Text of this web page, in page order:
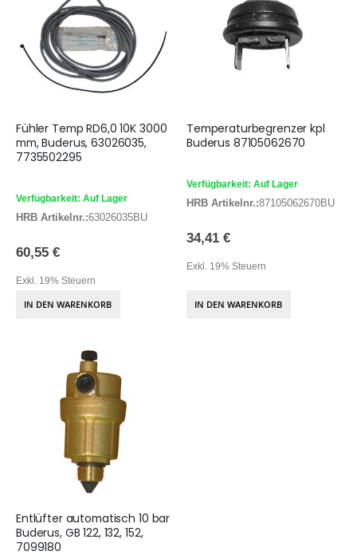
Fühler Temp RD6,0 10K 3000
mm, Buderus, 63026035,
7735502295
Verfügbarkeit: Auf Lager
HRB Artikelnr.:63026035BU
60,55 €
Exkl. 19% Steuern
IN DEN WARENKORB
Temperaturbegrenzer kpl
Buderus 87105062670
Verfügbarkeit: Auf Lager
HRB Artikelnr.:87105062670BU
34,41 €
Exkl. 19% Steuern
IN DEN WARENKORB
Entlüfter automatisch 10 bar
Buderus, GB 122, 132, 152,
7099180